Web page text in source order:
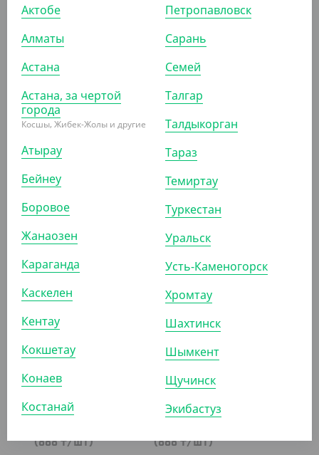
АРТ. 610014
НОВИНКА
334.30
Пакет "Рыбка", 300*500
АРТ. 1307908
НОВИНКА
888₸
(888₸/ШТ)
Декоративные пики
разноцветные 12 см
(888₸/ШТ) (888₸/ШТ)
Актобе
Алматы
Астана
Астана, за чертой
города
Косшы, Жибек-Жолы и другие
Атырау
Бейнеу
Боровое
Жанаозен
Караганда
Каскелен
Кентау
Кокшетау
Конаев
Костанай
Петропавловск
Сарань
Семей
Талгар
Талдыкорган
Тараз
Темиртау
Туркестан
Уральск
Усть-Каменогорск
Хромтау
Шахтинск
Шымкент
Щучинск
Экибастуз